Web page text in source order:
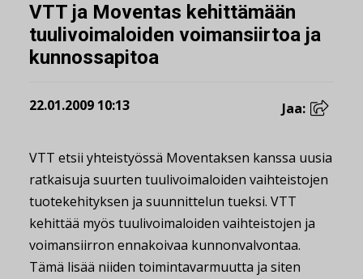
VTT ja Moventas kehittämään
tuulivoimaloiden voimansiirtoa ja
kunnossapitoa
22.01.2009 10:13 Jaa:
VTT etsii yhteistyössä Moventaksen kanssa uusia
ratkaisuja suurten tuulivoimaloiden vaihteistojen
tuotekehityksen ja suunnittelun tueksi. VTT
kehittää myös tuulivoimaloiden vaihteistojen ja
voimansiirron ennakoivaa kunnonvalvontaa.
Tämä lisää niiden toimintavarmuutta ja siten